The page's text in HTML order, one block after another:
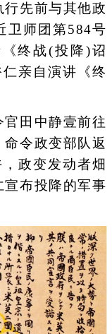
先前与其他政
卫师团第584号
终战(投降)诏
亲自演讲《终
田中静壹前往
令政变部队返
政变发动者畑
布投降的军事